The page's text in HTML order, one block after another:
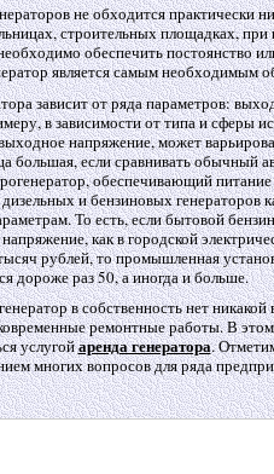
не обходится практически
строительных площадках,
обеспечить постоянство
является самым необходимым
зависит от ряда параметров:
в зависимости от типа и сферы
напряжение, может
большая, если сравнивать обычный
обеспечивающий
и бензиновых генераторов
То есть, если бытовой
как в городской
рублей, то промышленная
дороже раз 50, а иногда и больше.
в собственность нет
ремонтные работы. В этом
услугойаренда генератора.
многих вопросов для ряда